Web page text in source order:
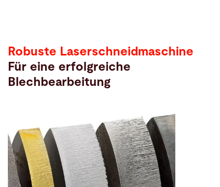
Robuste Laserschneidmaschine
Für eine erfolgreiche
Blechbearbeitung